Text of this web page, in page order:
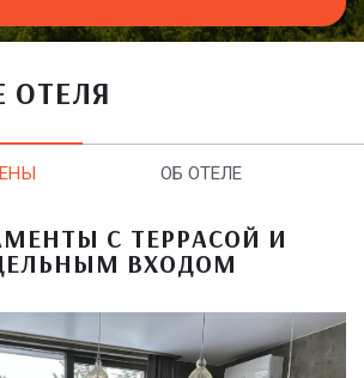
ОТЕЛЯ
ОБ ОТЕЛЕ
С ТЕРРАСОЙ И
ВХОДОМ